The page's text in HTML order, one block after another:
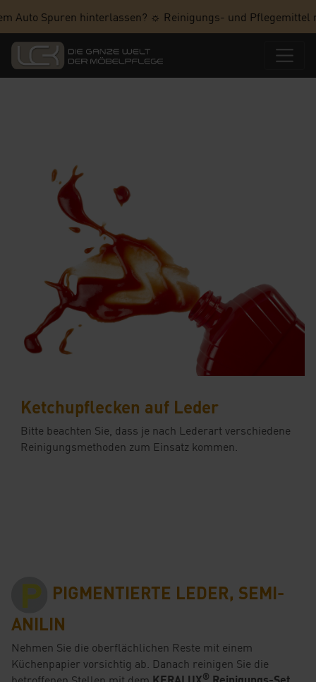
Spuren hinterlassen? ☼ Reinigungs- und Pflegemittel
Ketchupflecken auf Leder
Bitte beachten Sie, dass je nach Lederart verschiedene
Reinigungsmethoden zum Einsatz kommen.
PIGMENTIERTE LEDER, SEMI-
ANILIN
Nehmen Sie die oberflächlichen Reste mit einem
Küchenpapier vorsichtig ab. Danach reinigen Sie die
®